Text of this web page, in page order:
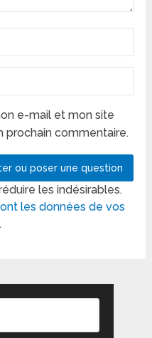
e-mail et mon site
prochain commentaire.
les indésirables.
les données de vos
.